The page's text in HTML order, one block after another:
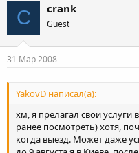
C crank
Guest
31 Мар 2008
YakovD написал(а):
хм, я прелагал свои услуги
ранее посмотреть) хотя,
когда выезд. Может даже